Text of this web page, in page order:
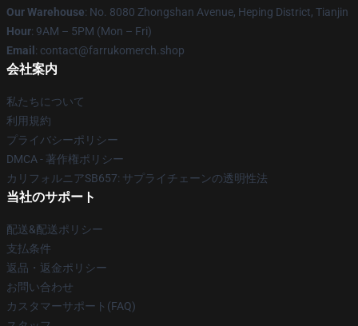
Our Warehouse: No. 8080 Zhongshan Avenue, Heping District, Tianjin
Hour: 9AM – 5PM (Mon – Fri)
Email : contact@farrukomerch.shop
会社案内
私たちについて
利用規約
プライバシーポリシー
DMCA - 著作権ポリシー
カリフォルニアSB657: サプライチェーンの透明性法
当社のサポート
配送&配送ポリシー
支払条件
返品・返金ポリシー
お問い合わせ
カスタマーサポート(FAQ)